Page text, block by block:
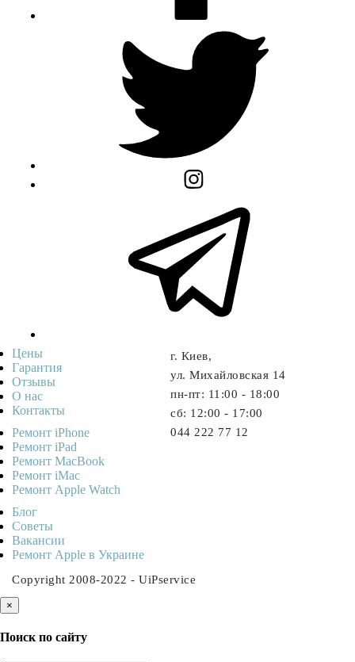
г. Киев,
ул. Михайловская 14
пн-пт: 11:00 - 18:00
cб: 12:00 - 17:00
044 222 77 12
Цены
Гарантия
Отзывы
О нас
Контакты
Ремонт iPhone
Ремонт iPad
Ремонт MacBook
Ремонт iMac
Ремонт Apple Watch
Блог
Советы
Ваканcии
Ремонт Apple в Украине
Copyright 2008-2022 - UiPservice
×
Поиск по сайту